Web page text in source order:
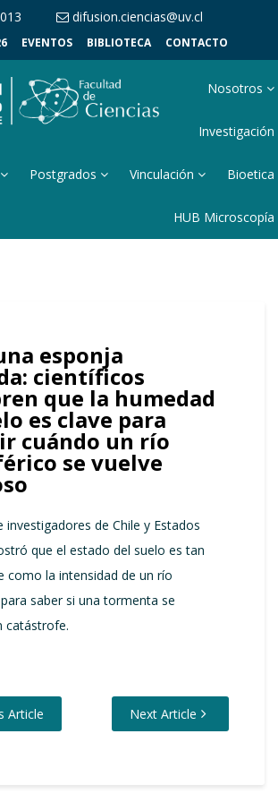
difusion.ciencias@uv.cl
EVENTOS BIBLIOTECA CONTACTO
Nosotros
Investigación
Postgrados Vinculación Bioetica
HUB Microscopía
esponja
científicos
que la humedad
es clave para
cuándo un río
se vuelve
investigadores de Chile y Estados
que el estado del suelo es tan
como la intensidad de un río
saber si una tormenta se
catástrofe.
Article Next Article